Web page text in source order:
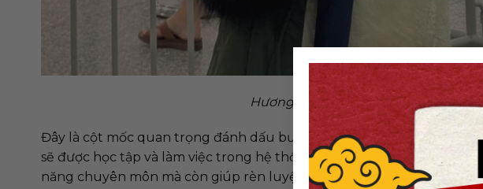
Hương Giang check-in cùng VISA và
Đây là cột mốc quan trọng đánh dấu bước khởi đầu mới trên con
sẽ được học tập và làm việc trong hệ thống y tế hiện đại, chuẩn châu
năng chuyên môn mà còn giúp rèn luyện tính kỷ luật, sự tự lập và